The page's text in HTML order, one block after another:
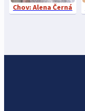
Chov: Alena Černá